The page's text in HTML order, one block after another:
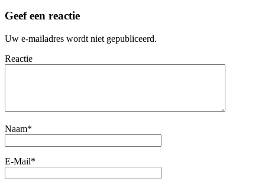
Geef een reactie
Uw e-mailadres wordt niet gepubliceerd.
Reactie
Naam*
E-Mail*